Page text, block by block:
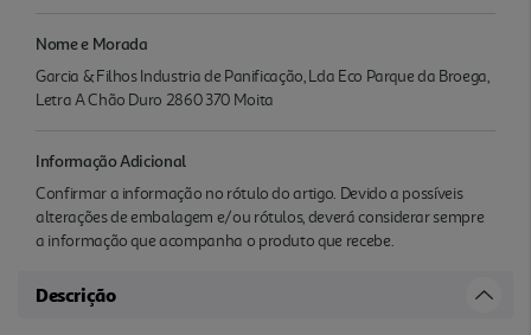
Nome e Morada
Garcia & Filhos Industria de Panificação, Lda Eco Parque da Broega,
Letra A Chão Duro 2860 370 Moita
Informação Adicional
Confirmar a informação no rótulo do artigo. Devido a possíveis
alterações de embalagem e/ou rótulos, deverá considerar sempre
a informação que acompanha o produto que recebe.
Descrição